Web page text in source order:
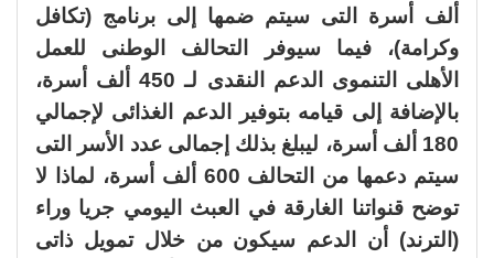
ألف أسرة التى سيتم ضمها إلى برنامج (تكافل
وكرامة)، فيما سيوفر التحالف الوطنى للعمل
الأهلى التنموى الدعم النقدى لـ 450 ألف أسرة،
بالإضافة إلى قيامه بتوفير الدعم الغذائى لإجمالي
180 ألف أسرة، ليبلغ بذلك إجمالى عدد الأسر التى
سيتم دعمها من التحالف 600 ألف أسرة، لماذا لا
توضح قنواتنا الغارقة في العبث اليومي جريا وراء
(الترند) أن الدعم سيكون من خلال تمويل ذاتى